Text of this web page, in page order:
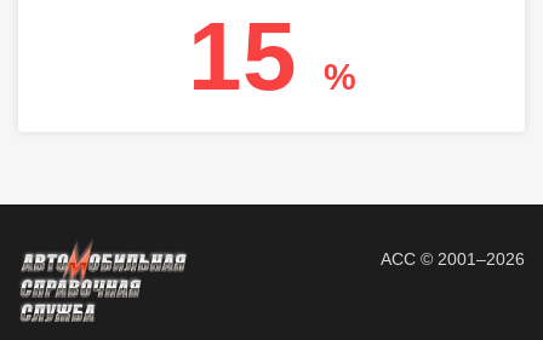
15 %
АСС © 2001–2026